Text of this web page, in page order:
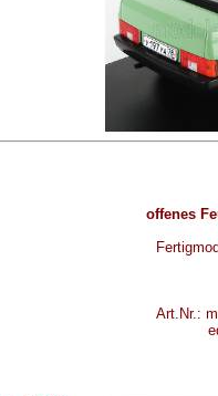
offenes
Art.Nr.: